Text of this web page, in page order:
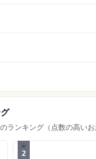
のランキング（点数の高いお
2